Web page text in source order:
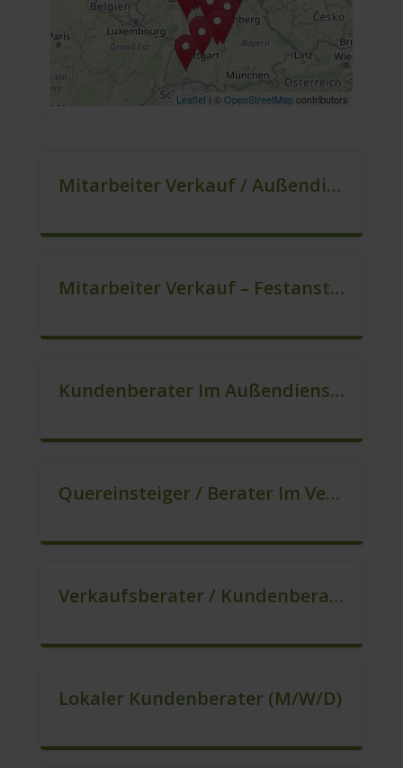
Leaflet | ©OpenStreetMapcontributors
Mitarbeiter Verkauf / Außendienst (m/w/d)
Mitarbeiter Verkauf – Festanstellung (m/w/d)
Kundenberater Im Außendienst – Direktvertrieb (m/w/d)
Quereinsteiger / Berater Im Vertrieb In VZ/TZ (m/w/d)
Verkaufsberater / Kundenberater – Ab Sofort (m/w/d)
Lokaler Kundenberater (m/w/d)